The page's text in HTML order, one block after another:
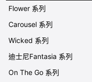
Flower 系列
Carousel 系列
Wicked 系列
迪士尼Fantasia 系列
On The Go 系列